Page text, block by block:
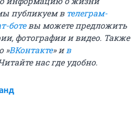
публикуем в телеграм-
ботевы можете предложить
фотографии и видео. Также
»ВКонтакте» ив
нас где удобно.